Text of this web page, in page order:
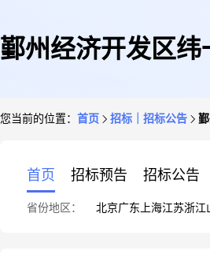
鄞州经济开发区纬
您当前的位置： 首页 招标｜招标公告
首页 招标预告 招标公告
省份地区： 北京广东 上海江苏浙江